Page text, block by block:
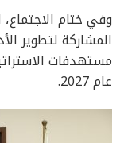
وفي ختام
المشاركة لتطوير
مستهدفات
عام 2027.